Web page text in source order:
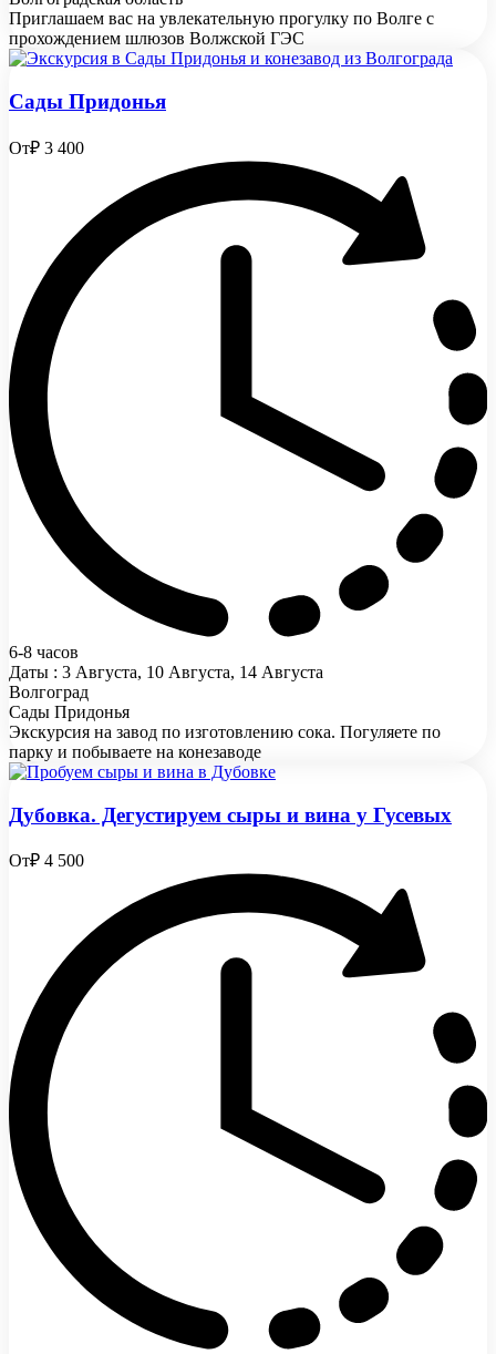
Приглашаем вас на увлекательную прогулку по Волге с
прохождением шлюзов Волжской ГЭС
Сады Придонья
От₽ 3 400
6-8 часов
Даты : 3 Августа, 10 Августа, 14 Августа
Волгоград
Сады Придонья
Экскурсия на завод по изготовлению сока. Погуляете по
парку и побываете на конезаводе
Дубовка. Дегустируем сыры и вина у Гусевых
От₽ 4 500